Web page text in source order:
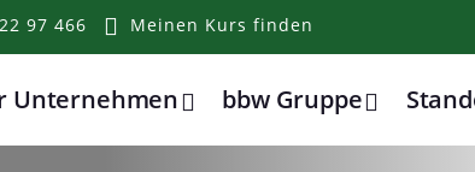
97 466 Meinen Kurs finden
Unternehmen bbw Gruppe